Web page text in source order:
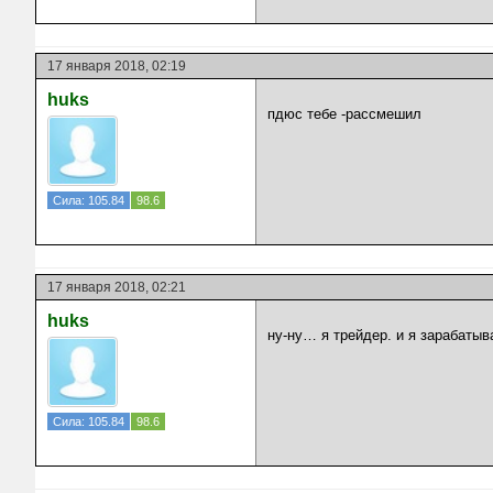
17 января 2018, 02:19
huks
Сила: 105.84 98.6
пдюс тебе -рассмешил
17 января 2018, 02:21
huks
Сила: 105.84 98.6
ну-ну… я трейдер. и я